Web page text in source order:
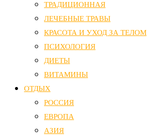
ТРАДИЦИОННАЯ
ЛЕЧЕБНЫЕ ТРАВЫ
КРАСОТА И УХОД ЗА ТЕЛОМ
ПСИХОЛОГИЯ
ДИЕТЫ
ВИТАМИНЫ
ОТДЫХ
РОССИЯ
ЕВРОПА
АЗИЯ